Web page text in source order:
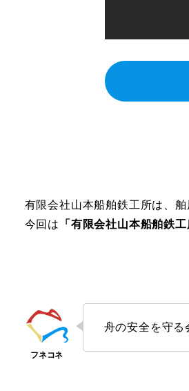
有限会社山本船舶鉄工所は、
今回は
「有限会社山本船舶鉄工
舟の安全を守る